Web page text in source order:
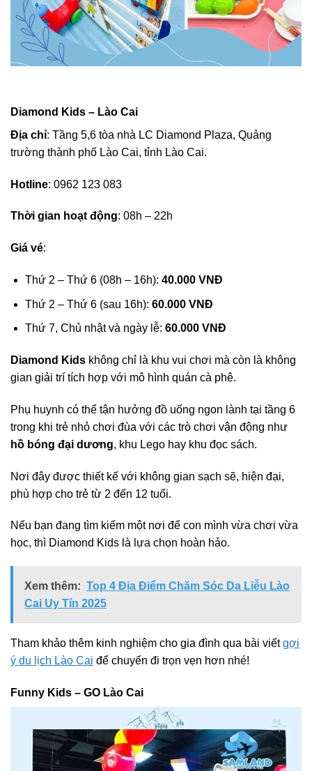
Diamond Kids – Lào Cai
Địa chỉ: Tầng 5,6 tòa nhà LC Diamond Plaza, Quảng
trường thành phố Lào Cai, tỉnh Lào Cai.
Hotline: 0962 123 083
Thời gian hoạt động: 08h – 22h
Giá vé:
Thứ 2 – Thứ 6 (08h – 16h): 40.000 VNĐ
Thứ 2 – Thứ 6 (sau 16h): 60.000 VNĐ
Thứ 7, Chủ nhật và ngày lễ: 60.000 VNĐ
Diamond Kids không chỉ là khu vui chơi mà còn là không
gian giải trí tích hợp với mô hình quán cà phê.
Phụ huynh có thể tận hưởng đồ uống ngon lành tại tầng 6
trong khi trẻ nhỏ chơi đùa với các trò chơi vận động như
hồ bóng đại dương, khu Lego hay khu đọc sách.
Nơi đây được thiết kế với không gian sạch sẽ, hiện đại,
phù hợp cho trẻ từ 2 đến 12 tuổi.
Nếu bạn đang tìm kiếm một nơi để con mình vừa chơi vừa
học, thì Diamond Kids là lựa chọn hoàn hảo.
Xem thêm: Top 4 Địa Điểm Chăm Sóc Da Liễu Lào
Cai Uy Tín 2025
Tham khảo thêm kinh nghiệm cho gia đình qua bài viếtgợi
ý du lịch Lào Cai để chuyến đi trọn vẹn hơn nhé!
Funny Kids – GO Lào Cai